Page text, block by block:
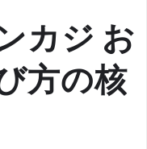
カジ お
方の核